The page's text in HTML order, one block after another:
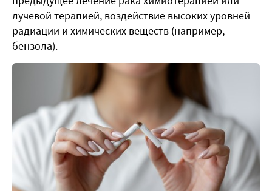
лучевой терапией, воздействие высоких уровней
радиации и химических веществ (например,
бензола).